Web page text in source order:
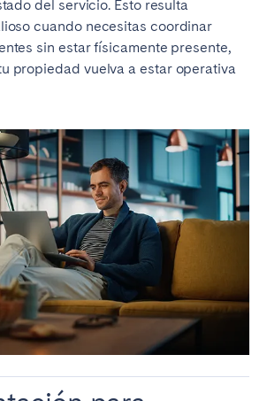
del servicio. Esto resulta
cuando necesitas coordinar
sin estar físicamente presente,
propiedad vuelva a estar operativa